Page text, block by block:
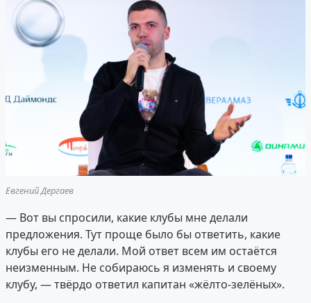
Евгений Дергаев
— Вот вы спросили, какие клубы мне делали
предложения. Тут проще было бы ответить, какие
клубы его не делали. Мой ответ всем им остаётся
неизменным. Не собираюсь я изменять и своему
клубу, — твёрдо ответил капитан «жёлто-зелёных».